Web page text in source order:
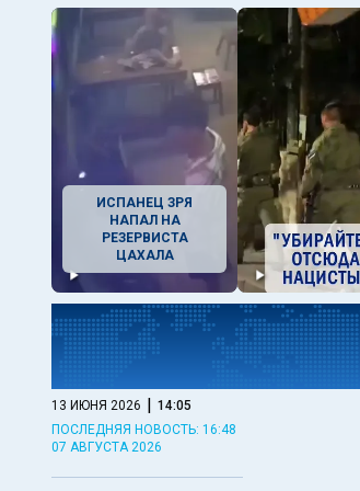
ИСПАНЕЦ ЗРЯ
НАПАЛ НА
РЕЗЕРВИСТА
ЦАХАЛА
13 ИЮНЯ 2026 | 14:05
ПОСЛЕДНЯЯ НОВОСТЬ: 16:48
07 АВГУСТА 2026